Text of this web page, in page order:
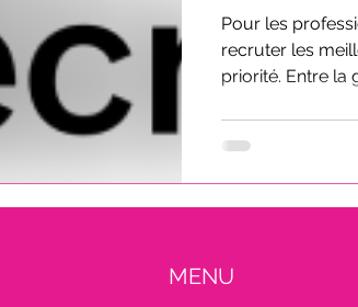
Pour les
recruter les
priorité. Entre la
MENU